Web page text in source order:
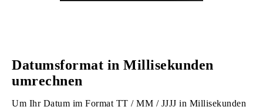
Datumsformat in Millisekunden
umrechnen
Um Ihr Datum im Format TT / MM / JJJJ in Millisekunden